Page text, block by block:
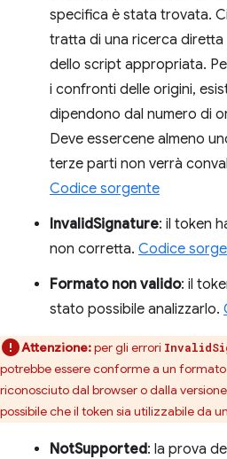
specifica è stata trovata.
tratta di una ricerca
dello script appropriata.
i confronti delle origini,
dipendono dal numero di
Deve essercene almeno
terze parti non verrà
Codice sorgente
InvalidSignature: il token
non corretta. Codice
Formato non valido: il
stato possibile analizzarlo.
Attenzione:per gli errori
potrebbe essere conforme a un
riconosciuto dal browser o dalla
possibile che il token sia utilizzabile da
NotSupported: la prova